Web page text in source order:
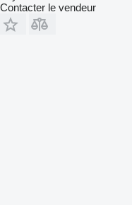
Contacter le vendeur